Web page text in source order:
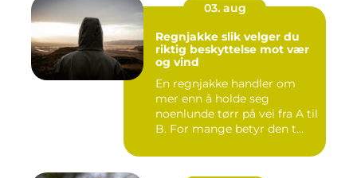
03. aug
Regnjakke slik velger du
riktig beskyttelse mot vær
og vind
En regnjakke handler om
mer enn å holde seg
noenlunde tørr på vei fra A til
B. For mange betyr den t...